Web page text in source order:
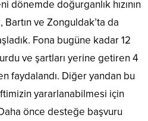
dönemde doğurganlık hızının
ve Zonguldak’ta da
Fona bugüne kadar 12
ve şartları yerine getiren 4
faydalandı. Diğer yandan bu
yararlanabilmesi için
önce desteğe başvuru